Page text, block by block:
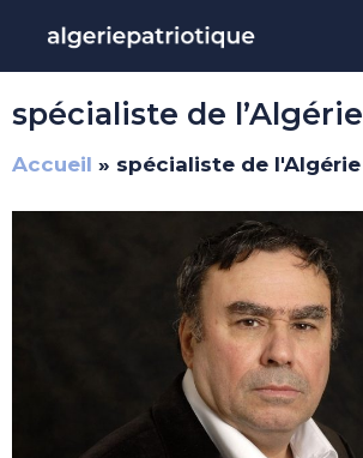
contenu
spécialiste de l’Algérie
Accueil » spécialiste de l'Algérie